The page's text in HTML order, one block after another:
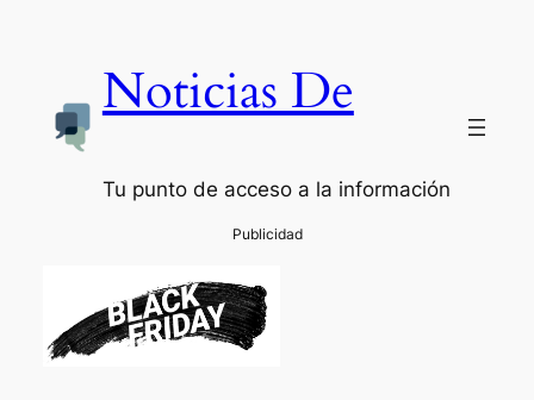
Noticias De
Tu punto de acceso a la información